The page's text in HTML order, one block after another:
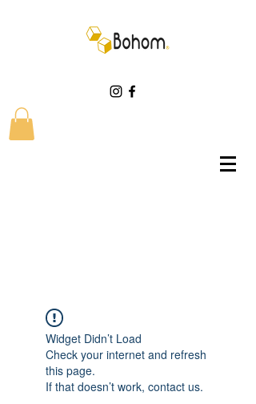
Widget Didn’t Load
Check your internet and refresh
this page.
If that doesn’t work, contact us.